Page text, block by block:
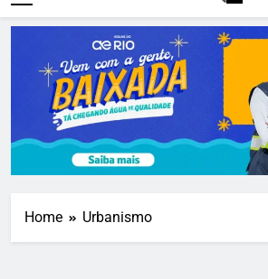
Home Urbanismo